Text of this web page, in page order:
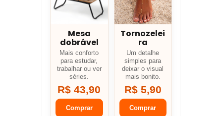
Mesa
dobrável
Mais conforto
para estudar,
trabalhar ou ver
séries.
R$ 43,90
Comprar
Tornozelei
ra
Um detalhe
simples para
deixar o visual
mais bonito.
R$ 5,90
Comprar